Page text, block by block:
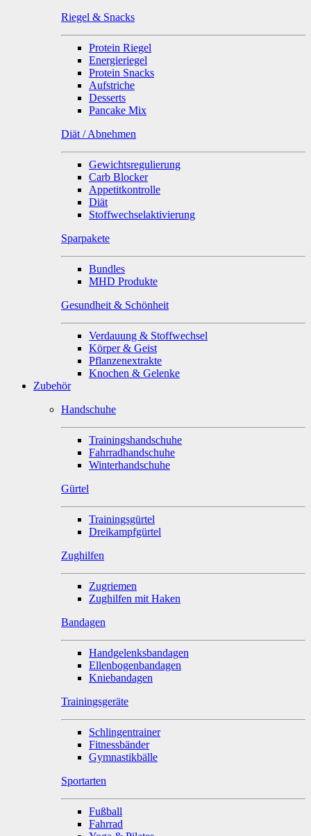
Riegel & Snacks
Protein Riegel
Energieriegel
Protein Snacks
Aufstriche
Desserts
Pancake Mix
Diät / Abnehmen
Gewichtsregulierung
Carb Blocker
Appetitkontrolle
Diät
Stoffwechselaktivierung
Sparpakete
Bundles
MHD Produkte
Gesundheit & Schönheit
Verdauung & Stoffwechsel
Körper & Geist
Pflanzenextrakte
Knochen & Gelenke
Zubehör
Handschuhe
Trainingshandschuhe
Fahrradhandschuhe
Winterhandschuhe
Gürtel
Trainingsgürtel
Dreikampfgürtel
Zughilfen
Zugriemen
Zughilfen mit Haken
Bandagen
Handgelenksbandagen
Ellenbogenbandagen
Kniebandagen
Trainingsgeräte
Schlingentrainer
Fitnessbänder
Gymnastikbälle
Sportarten
Fußball
Fahrrad